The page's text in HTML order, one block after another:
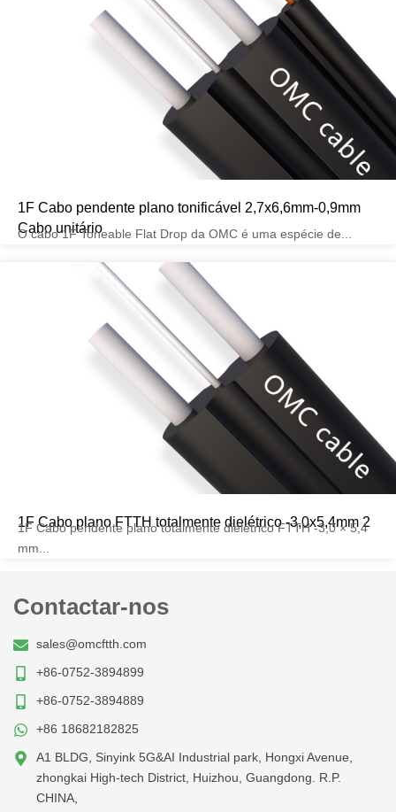
1F Cabo pendente plano tonificável 2,7x6,6mm-0,9mm
Cabo unitário
O cabo 1F Toneable Flat Drop da OMC é uma espécie de...
1F Cabo plano FTTH totalmente dielétrico -3,0x5,4mm 2
1F Cabo pendente plano totalmente dielétrico FTTH -3,0 × 5,4
mm...
Contactar-nos
sales@omcftth.com
+86-0752-3894899
+86-0752-3894889
+86 18682182825
A1 BLDG, Sinyink 5G&AI Industrial park, Hongxi Avenue,
zhongkai High-tech District, Huizhou, Guangdong. R.P.
CHINA,